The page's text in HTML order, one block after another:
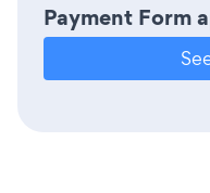
Payment Form